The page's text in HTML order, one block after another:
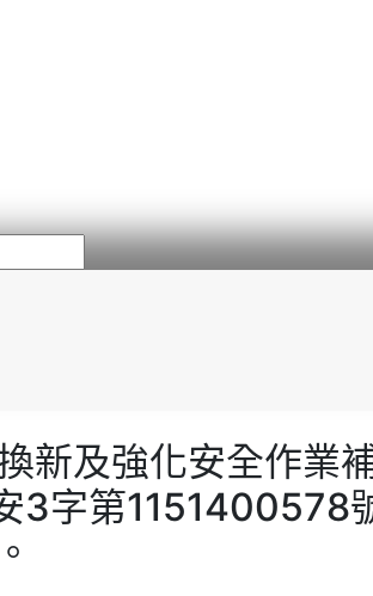
新及強化安全作業
3字第1151400578